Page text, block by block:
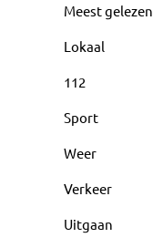
Meest gelezen
Lokaal
112
Sport
Weer
Verkeer
Uitgaan